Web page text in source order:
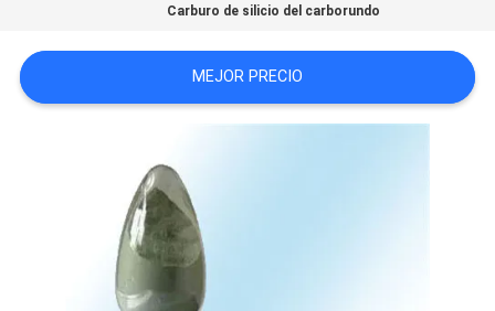
MAPA
DEL
PRIVACY
Carburo de silicio del carborundo
MEJOR PRECIO